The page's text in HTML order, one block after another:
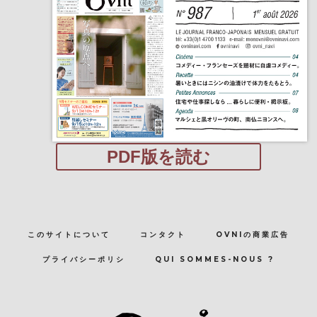
PDF版を読む
このサイトについて コンタクト OVNIの商業広告
プライバシーポリシ QUI SOMMES-NOUS ?